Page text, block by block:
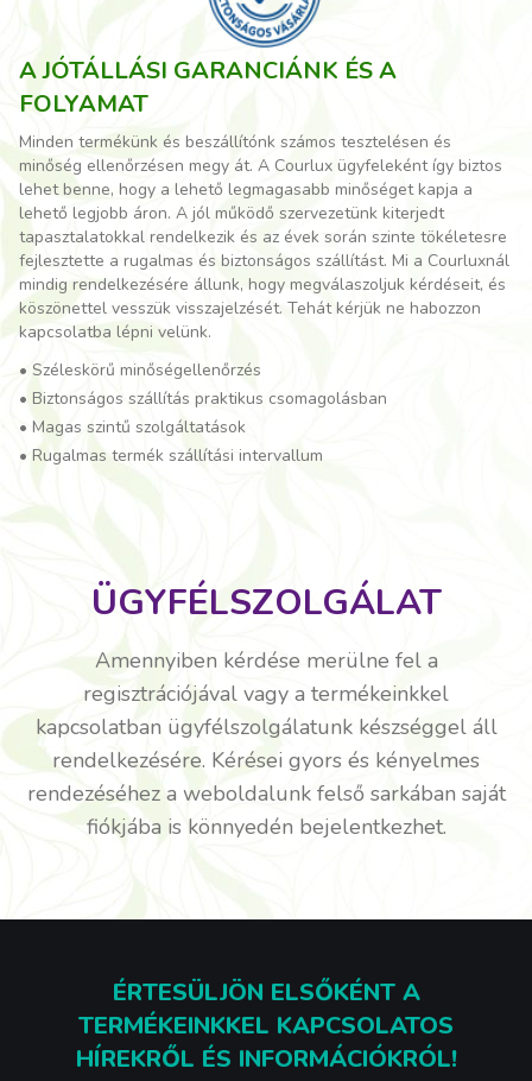
A JÓTÁLLÁSI GARANCIÁNK ÉS A
FOLYAMAT
Minden termékünk és beszállítónk számos tesztelésen és
minőség ellenőrzésen megy át. A Courlux ügyfeleként így biztos
lehet benne, hogy a lehető legmagasabb minőséget kapja a
lehető legjobb áron. A jól működő szervezetünk kiterjedt
tapasztalatokkal rendelkezik és az évek során szinte tökéletesre
fejlesztette a rugalmas és biztonságos szállítást. Mi a Courluxnál
mindig rendelkezésére állunk, hogy megválaszoljuk kérdéseit, és
köszönettel vesszük visszajelzését. Tehát kérjük ne habozzon
kapcsolatba lépni velünk.
• Széleskörű minőségellenőrzés
• Biztonságos szállítás praktikus csomagolásban
• Magas szintű szolgáltatások
• Rugalmas termék szállítási intervallum
ÜGYFÉLSZOLGÁLAT
Amennyiben kérdése merülne fel a
regisztrációjával vagy a termékeinkkel
kapcsolatban ügyfélszolgálatunk készséggel áll
rendelkezésére. Kérései gyors és kényelmes
rendezéséhez a weboldalunk felső sarkában saját
fiókjába is könnyedén bejelentkezhet.
ÉRTESÜLJÖN ELSŐKÉNT A
TERMÉKEINKKEL KAPCSOLATOS
HÍREKRŐL ÉS INFORMÁCIÓKRÓL!